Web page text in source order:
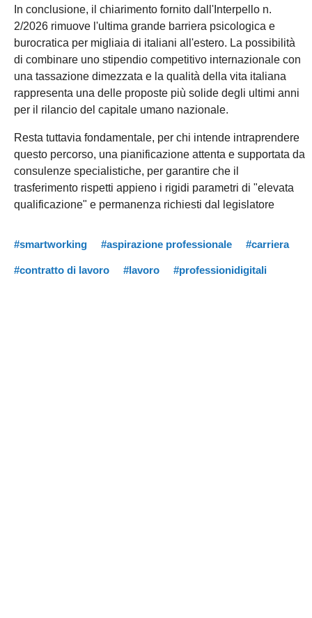
In conclusione, il chiarimento fornito dall'Interpello n.
2/2026 rimuove l'ultima grande barriera psicologica e
burocratica per migliaia di italiani all'estero. La possibilità
di combinare uno stipendio competitivo internazionale con
una tassazione dimezzata e la qualità della vita italiana
rappresenta una delle proposte più solide degli ultimi anni
per il rilancio del capitale umano nazionale.
Resta tuttavia fondamentale, per chi intende intraprendere
questo percorso, una pianificazione attenta e supportata da
consulenze specialistiche, per garantire che il
trasferimento rispetti appieno i rigidi parametri di "elevata
qualificazione" e permanenza richiesti dal legislatore
#smartworking #aspirazione professionale #carriera
#contratto di lavoro #lavoro #professionidigitali